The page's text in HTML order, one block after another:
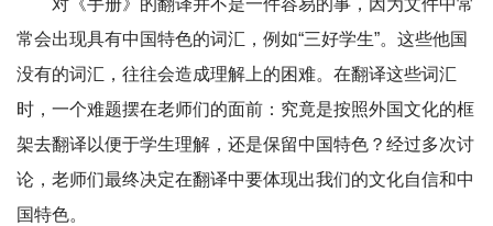
对《手册》的翻译并不是一件容易的事，因为文件中常
常会出现具有中国特色的词汇，例如“三好学生”。这些他国
没有的词汇，往往会造成理解上的困难。在翻译这些词汇
时，一个难题摆在老师们的面前：究竟是按照外国文化的框
架去翻译以便于学生理解，还是保留中国特色？经过多次讨
论，老师们最终决定在翻译中要体现出我们的文化自信和中
国特色。